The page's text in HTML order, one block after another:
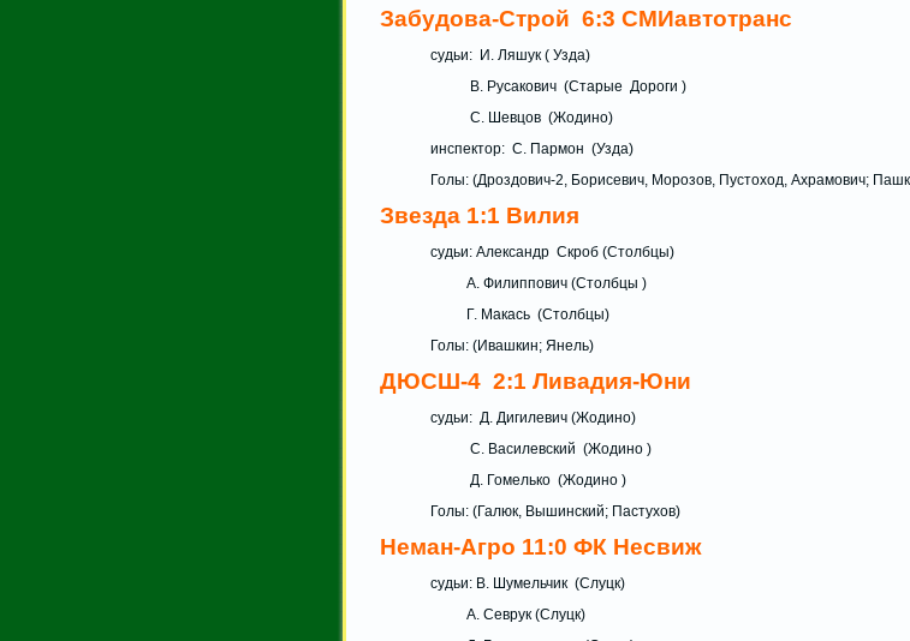
Забудова-Строй 6:3 СМИавтотранс
судьи: И. Ляшук ( Узда)
В. Русакович (Старые Дороги )
С. Шевцов (Жодино)
инспектор: С. Пармон (Узда)
Голы: (Дроздович-2, Борисевич, Морозов, Пустоход, Ахрамович;
Звезда 1:1 Вилия
судьи: Александр Скроб (Столбцы)
А. Филиппович (Столбцы )
Г. Макась (Столбцы)
Голы: (Ивашкин; Янель)
ДЮСШ-4 2:1 Ливадия-Юни
судьи: Д. Дигилевич (Жодино)
С. Василевский (Жодино )
Д. Гомелько (Жодино )
Голы: (Галюк, Вышинский; Пастухов)
Неман-Агро 11:0 ФК Несвиж
судьи: В. Шумельчик (Слуцк)
А. Севрук (Слуцк)